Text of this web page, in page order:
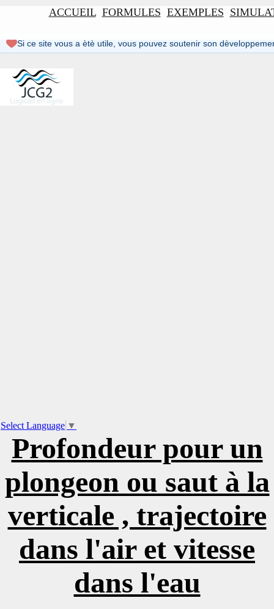
ACCUEIL FORMULES EXEMPLES
Select Language ▼
Profondeur pour un
plongeon ou saut à la
verticale , trajectoire
dans l'air et vitesse
dans l'eau